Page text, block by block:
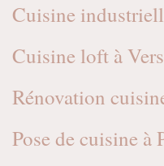
Cuisine
Cuisine loft à
Rénovation
Pose de cuisine à